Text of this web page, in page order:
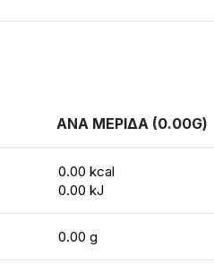
ΑΝΑ ΜΕΡΙΔΑ (0.00G)
0.00 kcal
0.00 kJ
0.00 g